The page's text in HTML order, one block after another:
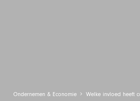
Ondernemen & Economie Welke invloed heeft